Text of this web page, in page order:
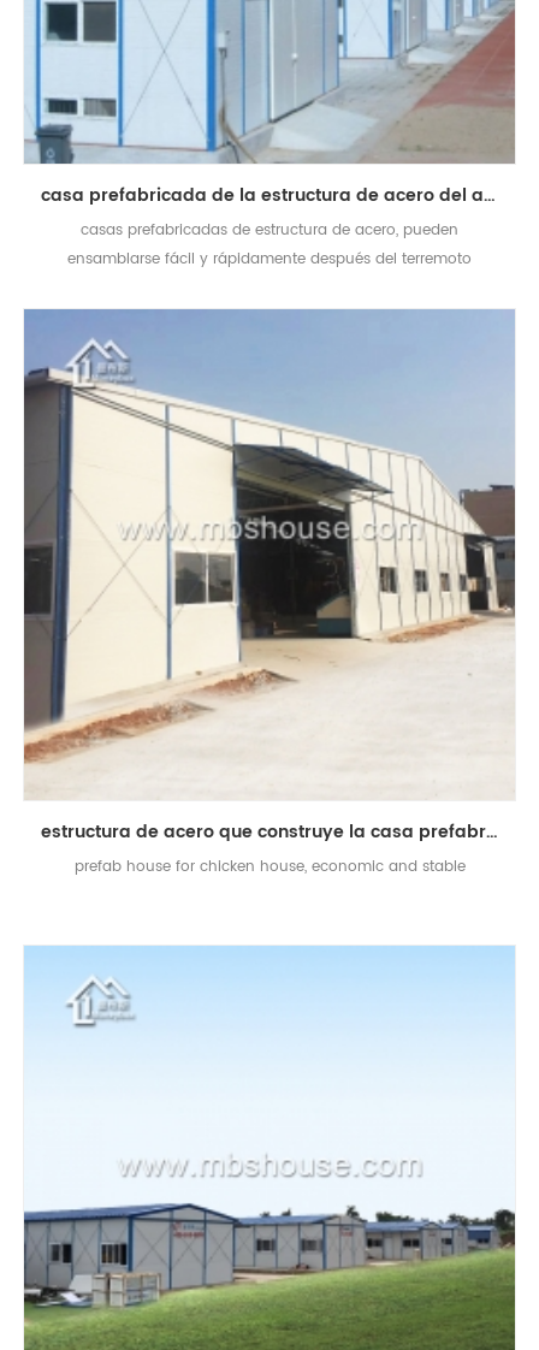
casa prefabricada de la estructura de acero del anti terremoto de la instalación rápida
casas prefabricadas de estructura de acero, pueden
ensamblarse fácil y rápidamente después del terremoto
estructura de acero que construye la casa prefabricada del pollo para la granja de las aves de corral
prefab house for chicken house, economic and stable